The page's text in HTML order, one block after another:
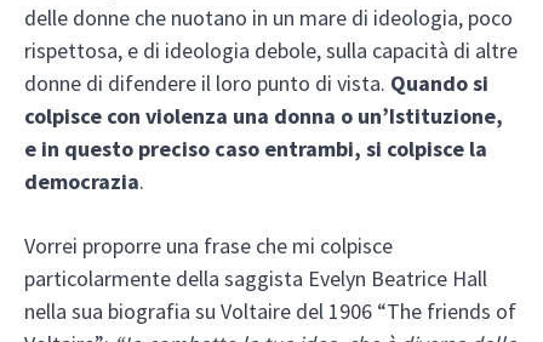
delle donne che nuotano in un mare di ideologia, poco
rispettosa, e di ideologia debole, sulla capacità di altre
donne di difendere il loro punto di vista. Quando si
colpisce con violenza una donna o un’Istituzione,
e in questo preciso caso entrambi, si colpisce la
democrazia.
Vorrei proporre una frase che mi colpisce
particolarmente della saggista Evelyn Beatrice Hall
nella sua biografia su Voltaire del 1906 “The friends of